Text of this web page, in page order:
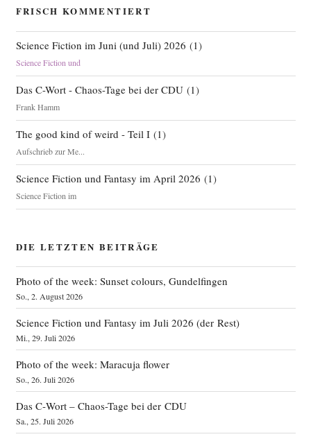
FRISCH KOMMENTIERT
Science Fiction im Juni (und Juli) 2026 (1)
Science Fiction und
Das C-Wort - Chaos-Tage bei der CDU(1)
Frank Hamm
The good kind of weird - Teil I(1)
Aufschrieb zur Me...
Science Fiction und Fantasy im April 2026 (1)
Science Fiction im
DIE LETZTEN BEITRÄGE
Photo of the week: Sunset colours, Gundelfingen
So., 2. August 2026
Science Fiction und Fantasy im Juli 2026 (der Rest)
Mi., 29. Juli 2026
Photo of the week: Maracuja flower
So., 26. Juli 2026
Das C‑Wort – Chaos-Tage bei der CDU
Sa., 25. Juli 2026